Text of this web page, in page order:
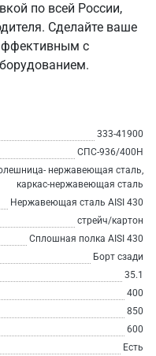
по всей России,
Сделайте ваше
с
333-41900
СПС-936/400Н
нержавеющая сталь,
каркас-нержавеющая сталь
Нержавеющая сталь AISI 430
стрейч/картон
Сплошная полка AISI 430
Борт сзади
35.1
400
850
600
Есть